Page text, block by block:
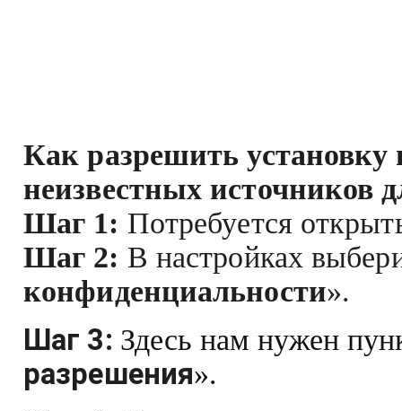
Как разрешить
неизвестных источников
Шаг 1: Потребуется
Шаг 2: В настройках
конфиденциальности».
Шаг 3: Здесь нам нужен
разрешения».